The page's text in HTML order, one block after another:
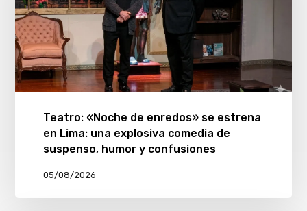
Teatro: «Noche de enredos» se estrena
en Lima: una explosiva comedia de
suspenso, humor y confusiones
05/08/2026